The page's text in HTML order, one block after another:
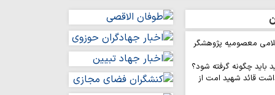
معصومیه پژوهشگر
باید چگونه گرفته شود؟
قائد شهید امت از